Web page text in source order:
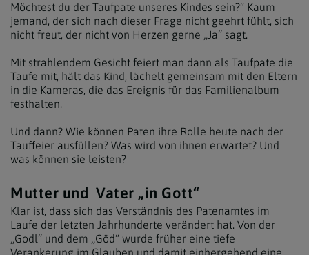
Möchtest du der Taufpate unseres Kindes sein?“ Kaum
jemand, der sich nach dieser Frage nicht geehrt fühlt, sich
nicht freut, der nicht von Herzen gerne „Ja“ sagt.
Mit strahlendem Gesicht feiert man dann als Taufpate die
Taufe mit, hält das Kind, lächelt gemeinsam mit den Eltern
in die Kameras, die das Ereignis für das Familienalbum
festhalten.
Und dann? Wie können Paten ihre Rolle heute nach der
Tauffeier ausfüllen? Was wird von ihnen erwartet? Und
was können sie leisten?
Mutter und Vater „in Gott“
Klar ist, dass sich das Verständnis des Patenamtes im
Laufe der letzten Jahrhunderte verändert hat. Von der
„Godl“ und dem „Göd“ wurde früher eine tiefe
Verankerung im Glauben und damit einhergehend eine